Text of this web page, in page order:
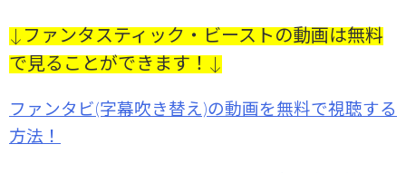
↓ファンタスティック・ビーストの動画は無料
で見ることができます！↓
ファンタビ(字幕吹き替え)の動画を無料で視聴する
方法！